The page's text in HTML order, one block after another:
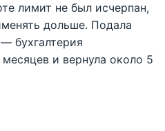
лимит не был исчерпан,
дольше. Подала
бухгалтерия
и вернула около 5